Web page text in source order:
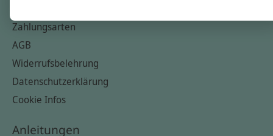
Zahlungsarten
AGB
Widerrufsbelehrung
Datenschutzerklärung
Cookie Infos
Anleitungen